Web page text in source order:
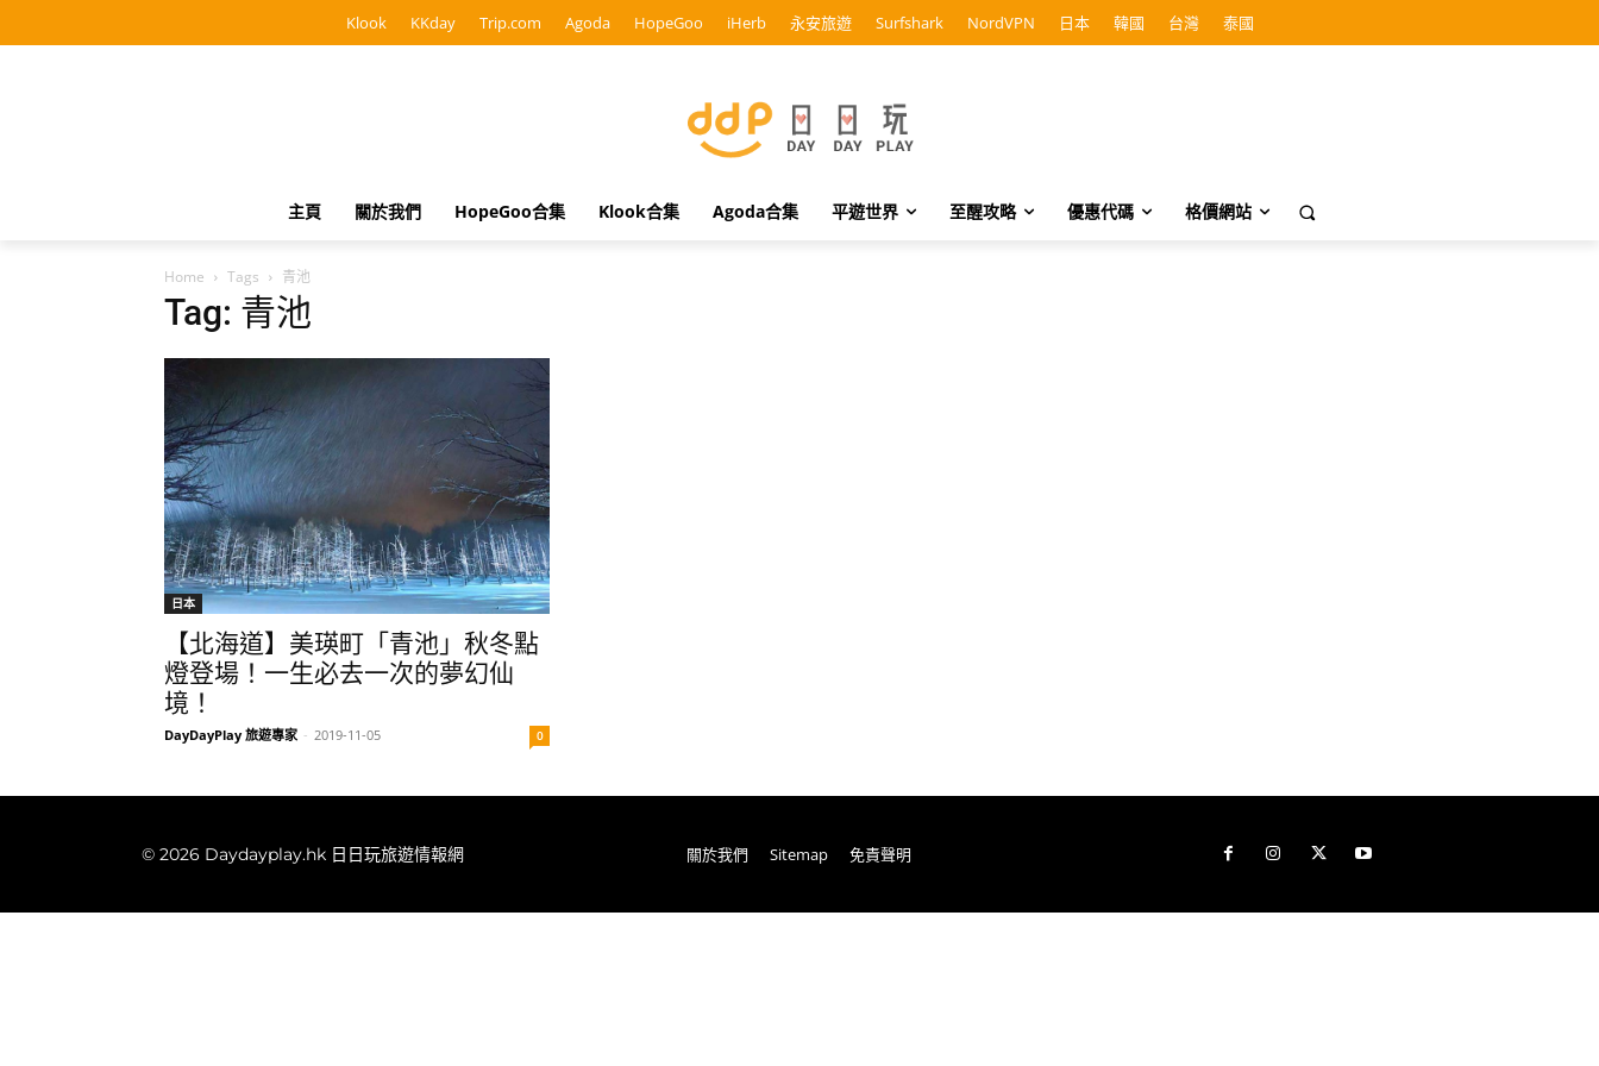
Klook KKday Trip.com Agoda HopeGoo iHerb 永安旅遊 Surfshark NordVPN 日本 韓國 台灣 泰國
主頁 關於我們 HopeGoo合集 Klook合集 Agoda合集 平遊世界 至醒攻略 優惠代碼 格價網站
Home Tags 青池
Tag: 青池
日本
【北海道】美瑛町「青池」秋冬點
燈登場！一生必去一次的夢幻仙
境！
DayDayPlay 旅遊專家 - 2019-11-05 0
© 2026 Daydayplay.hk 日日玩旅遊情報網 關於我們 Sitemap 免責聲明